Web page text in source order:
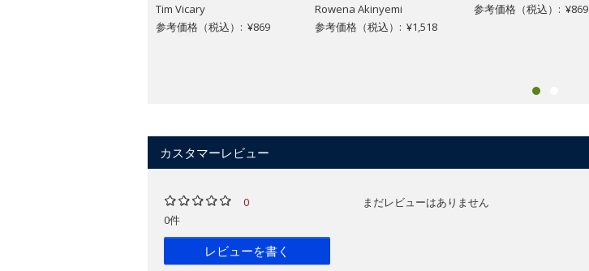
Tim Vicary
参考価格（税込）: ¥869
Rowena Akinyemi
参考価格（税込）: ¥1,518
参考価格（税込）: ¥869
カスタマーレビュー
0
0件
レビューを書く
まだレビューはありません